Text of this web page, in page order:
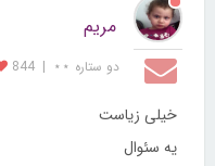
مریم
دو ستاره ⋆⋆ |
844
خیلی زیاست
یه سئوال